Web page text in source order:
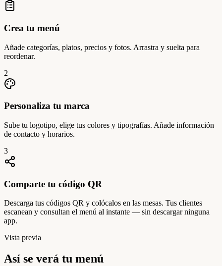
Crea tu menú
Añade categorías, platos, precios y fotos. Arrastra y suelta para
reordenar.
2
Personaliza tu marca
Sube tu logotipo, elige tus colores y tipografías. Añade información
de contacto y horarios.
3
Comparte tu código QR
Descarga tus códigos QR y colócalos en las mesas. Tus clientes
escanean y consultan el menú al instante — sin descargar ninguna
app.
Vista previa
Así se verá tu menú